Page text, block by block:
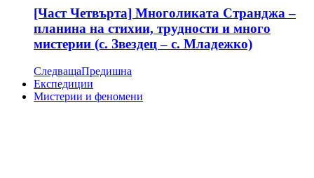
[Част Четвърта] Многоликата Странджа –
планина на стихии, трудности и много
мистерии (с. Звездец – с. Младежко)
СледващаПредишна
Експедиции
Мистерии и феномени